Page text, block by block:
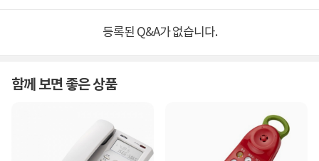
등록된 Q&A가 없습니다.
함께 보면 좋은 상품